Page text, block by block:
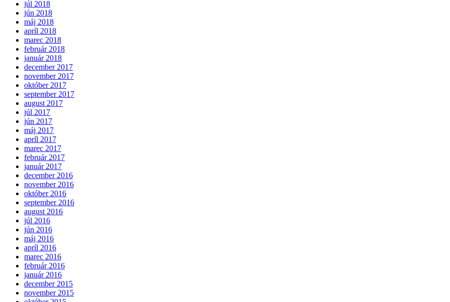
júl 2018
jún 2018
máj 2018
apríl 2018
marec 2018
február 2018
január 2018
december 2017
november 2017
október 2017
september 2017
august 2017
júl 2017
jún 2017
máj 2017
apríl 2017
marec 2017
február 2017
január 2017
december 2016
november 2016
október 2016
september 2016
august 2016
júl 2016
jún 2016
máj 2016
apríl 2016
marec 2016
február 2016
január 2016
december 2015
november 2015